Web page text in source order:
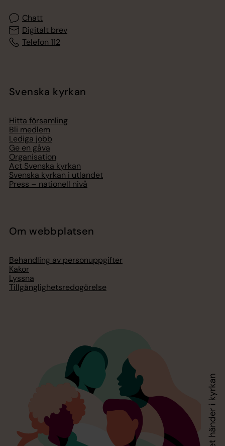
Chatt
Digitalt brev
Telefon 112
Svenska kyrkan
Hitta församling
Bli medlem
Lediga jobb
Ge en gåva
Organisation
Act Svenska kyrkan
Svenska kyrkan i utlandet
Press – nationell nivå
Om webbplatsen
Behandling av personuppgifter
Kakor
Lyssna
Tillgänglighetsredogörelse